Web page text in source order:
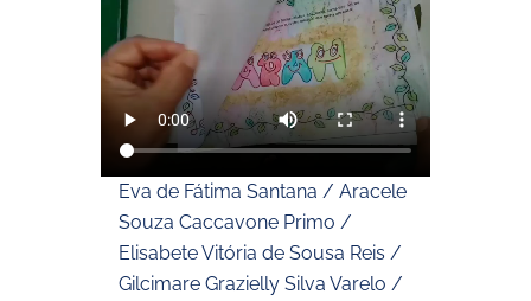
Eva de Fátima Santana / Aracele
Souza Caccavone Primo /
Elisabete Vitória de Sousa Reis /
Gilcimare Grazielly Silva Varelo /